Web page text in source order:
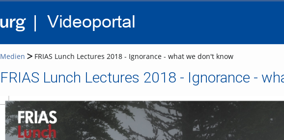
Medien FRIAS Lunch Lectures 2018 - Ignorance - what we don't know
FRIAS Lunch Lectures 2018 - Ignorance -